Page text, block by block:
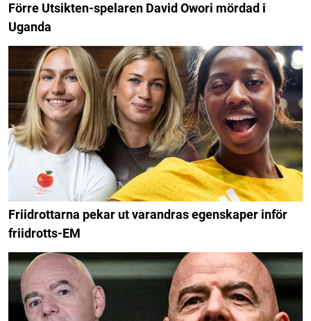
Förre Utsikten-spelaren David Owori mördad i
Uganda
Friidrottarna pekar ut varandras egenskaper inför
friidrotts-EM